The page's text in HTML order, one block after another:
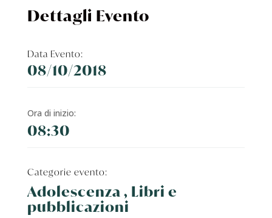
Dettagli Evento
Data Evento:
08/10/2018
Ora di inizio:
08:30
Categorie evento:
Adolescenza , Libri e
pubblicazioni